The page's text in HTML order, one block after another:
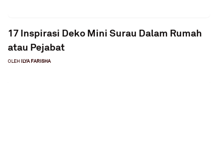
17 Inspirasi Deko Mini Surau Dalam Rumah
atau Pejabat
OLEH ILYA FARISHA